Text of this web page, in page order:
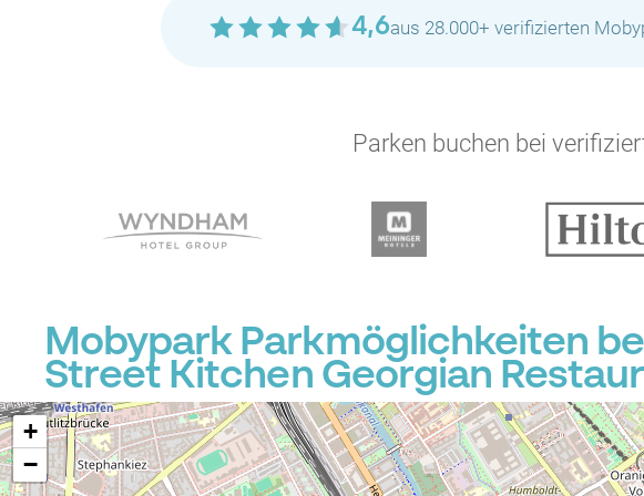
4,6aus 28.000+ verifizierten
Parken buchen bei
Mobypark Parkmöglichkeiten
Street Kitchen Georgian
+
−